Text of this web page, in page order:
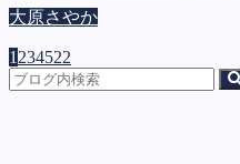
大原さやか
1 234522